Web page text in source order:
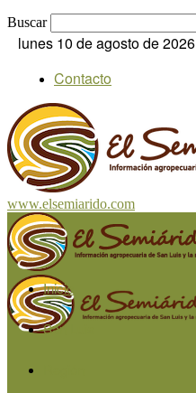
Buscar
lunes 10 de agosto de 2026
Contacto
www.elsemiarido.com
Inicio
San Luis